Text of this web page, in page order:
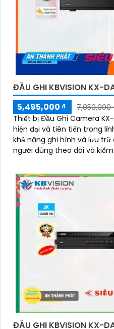
ĐẦU GHI KBVISION KX-
5,495,000 ₫
7,850,000
Thiết bị Đầu Ghi Camera
hiện đại và tiên tiến trong lĩnh
khả năng ghi hình và lưu
người dùng theo dõi và
ĐẦU GHI KBVISION KX-